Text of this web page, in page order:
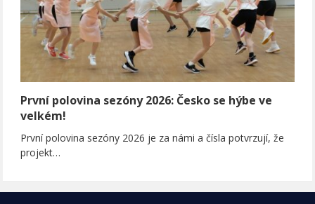
První polovina sezóny 2026: Česko se hýbe ve
velkém!
První polovina sezóny 2026 je za námi a čísla potvrzují, že
projekt…